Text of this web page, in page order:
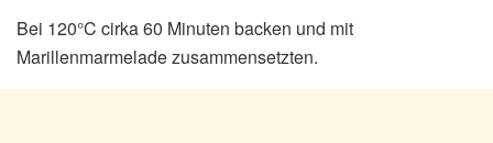
Bei 120°C cirka 60 Minuten backen und mit
Marillenmarmelade zusammensetzten.